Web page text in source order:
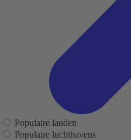
Populaire landen
Populaire luchthavens